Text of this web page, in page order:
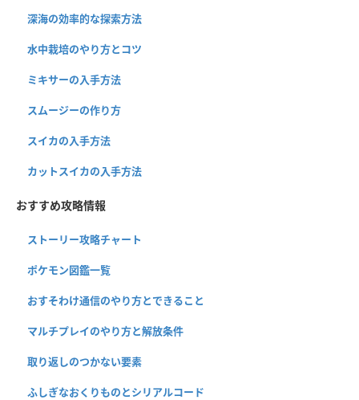
深海の効率的な探索方法
水中栽培のやり方とコツ
ミキサーの入手方法
スムージーの作り方
スイカの入手方法
カットスイカの入手方法
おすすめ攻略情報
ストーリー攻略チャート
ポケモン図鑑一覧
おすそわけ通信のやり方とできること
マルチプレイのやり方と解放条件
取り返しのつかない要素
ふしぎなおくりものとシリアルコード